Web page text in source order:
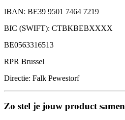
IBAN: BE39 9501 7464 7219
BIC (SWIFT): CTBKBEBXXXX
BE0563316513
RPR Brussel
Directie: Falk Pewestorf
Zo stel je jouw product samen